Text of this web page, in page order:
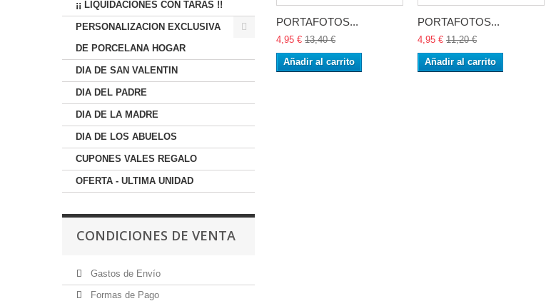
¡¡ LIQUIDACIONES CON TARAS !!
PERSONALIZACION EXCLUSIVA
DE PORCELANA HOGAR
DIA DE SAN VALENTIN
DIA DEL PADRE
DIA DE LA MADRE
DIA DE LOS ABUELOS
CUPONES VALES REGALO
OFERTA - ULTIMA UNIDAD
CONDICIONES DE VENTA
Gastos de Envío
Formas de Pago
PORTAFOTOS...
4,95 € 13,40 €
Añadir al carrito
PORTAFOTOS...
4,95 € 11,20 €
Añadir al carrito